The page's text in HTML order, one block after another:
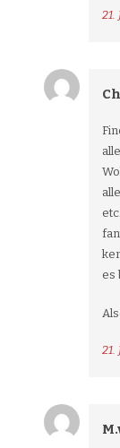
21.
es
21.